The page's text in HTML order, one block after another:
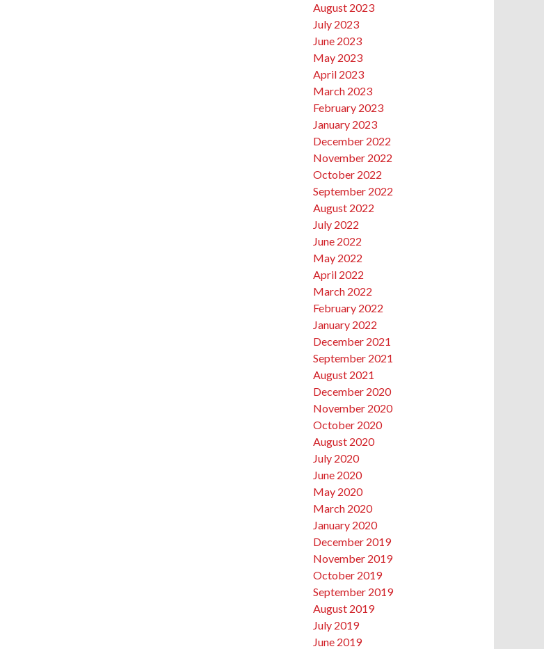
August 2023
July 2023
June 2023
May 2023
April 2023
March 2023
February 2023
January 2023
December 2022
November 2022
October 2022
September 2022
August 2022
July 2022
June 2022
May 2022
April 2022
March 2022
February 2022
January 2022
December 2021
September 2021
August 2021
December 2020
November 2020
October 2020
August 2020
July 2020
June 2020
May 2020
March 2020
January 2020
December 2019
November 2019
October 2019
September 2019
August 2019
July 2019
June 2019